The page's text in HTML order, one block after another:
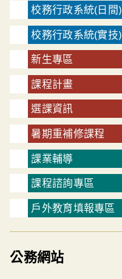
校務行政系統(日間)
校務行政系統(實技)
新生專區
課程計畫
選課資訊
暑期重補修課程
課業輔導
課程諮詢專區
戶外教育填報專區
公務網站